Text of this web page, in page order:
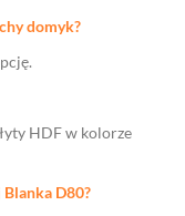
domyk?
HDF w kolorze
D80?